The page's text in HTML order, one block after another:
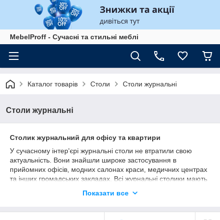
MebelProff - Сучасні та стильні меблі
Каталог товарів Столи Столи журнальні
Столи журнальні
Столик журнальний для офісу та квартири
У сучасному інтер'єрі журнальні столи не втратили свою
актуальність. Вони знайшли широке застосування в
прийомних офісів, модних салонах краси, медичних центрах
та інших громадських закладах. Всі журнальні столики мають
Для домашнього використання відмінно підходять моделі на
Показати все